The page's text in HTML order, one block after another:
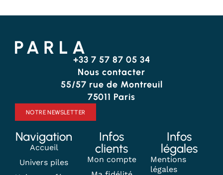
+33 7 57 87 05 34
Nous contacter
55/57 rue de Montreuil
75011 Paris
NOTRE NEWSLETTER
Navigation
Accueil
Univers piles
Infos
clients
Mon compte
Infos
légales
Mentions
légales